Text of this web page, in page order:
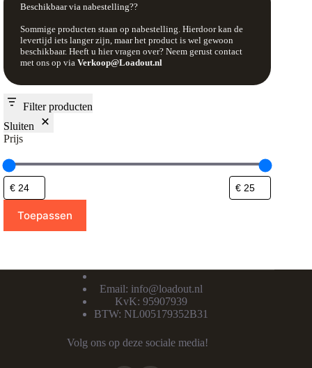
Beschikbaar via nabestelling??
Sommige producten staan op nabestelling. Hierdoor kan de
levertijd iets langer zijn, maar het product is wel gewoon
beschikbaar. Heeft u hier vragen over? Neem gerust contact
met ons op via Verkoop@Loadout.nl
Filter producten
Sluiten
Prijs
Toepassen
Email: info@loadout.nl
KvK: 95907939
BTW: NL005179352B31
Volg ons op deze sociale media!